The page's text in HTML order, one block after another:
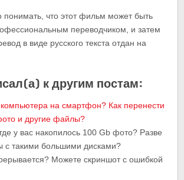
понимать, что этот фильм может быть
переводчиком, и затем
в виде русского текста отдан на
к другим постам:
компьютера на смартфон? Как перенести
и другие файлы?
у вас накопилось 100 Gb фото? Разве
с такими большими дисками?
Можете скриншот с ошибкой